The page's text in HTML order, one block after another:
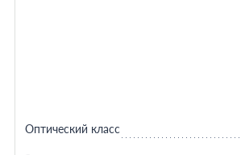
Оптический класс